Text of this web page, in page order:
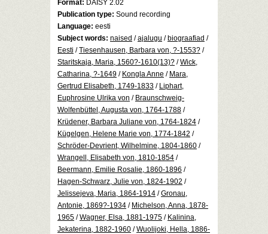
Format: DAISY 2.02
Publication type: Sound recording
Language: eesti
Subject words: naised /ajalugu / biograafiad /
Eesti /Tiesenhausen, Barbara von, ?-1553? /
Staritskaja, Maria, 1560?-1610(13)? /Wick,
Catharina, ?-1649 / Kongla Anne / Mara,
Gertrud Elisabeth, 1749-1833 / Liphart,
Euphrosine Ulrika von / Braunschweig-
Wolfenbüttel, Augusta von, 1764-1788 /
Krüdener, Barbara Juliane von, 1764-1824 /
Kügelgen, Helene Marie von, 1774-1842 /
Schröder-Devrient, Wilhelmine, 1804-1860 /
Wrangell, Elisabeth von, 1810-1854 /
Beermann, Emilie Rosalie, 1860-1896 /
Hagen-Schwarz, Julie von, 1824-1902 /
Jelissejeva, Maria, 1864-1914 /Gronau,
Antonie, 1869?-1934 / Michelson, Anna, 1878-
1965 /Wagner, Elsa, 1881-1975 / Kalinina,
Jekaterina, 1882-1960 /Wuolijoki, Hella, 1886-